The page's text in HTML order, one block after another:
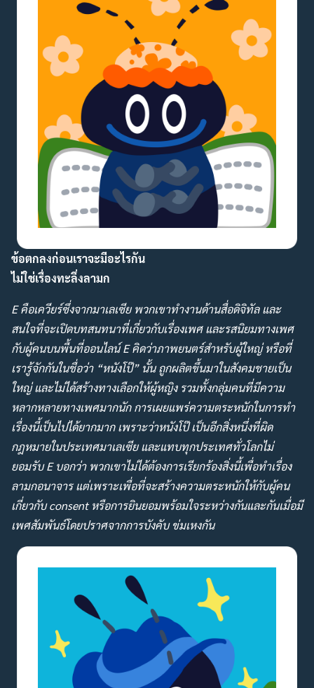
ข้อตกลงก่อนเราจะมีอะไรกัน
ไม่ใช่เรื่องทะลึ่งลามก
E คือเควียร์ซึ่งจากมาเลเซีย พวกเขาทำงานด้านสื่อดิจิทัล และ
สนใจที่จะเปิดบทสนทนาที่เกี่ยวกับเรื่องเพศ และรสนิยมทางเพศ
กับผู้คนบนพื้นที่ออนไลน์ E คิดว่าภาพยนตร์สำหรับผู้ใหญ่ หรือที่
เรารู้จักกันในชื่อว่า “หนังโป๊” นั้น ถูกผลิตขึ้นมาในสังคมชายเป็น
ใหญ่ และไม่ได้สร้างทางเลือกให้ผู้หญิง รวมทั้งกลุ่มคนที่มีความ
หลากหลายทางเพศมากนัก การเผยแพร่ความตระหนักในการทำ
เรื่องนี้เป็นไปได้ยากมาก เพราะว่าหนังโป๊ เป็นอีกสิ่งหนึ่งที่ผิด
กฎหมายในประเทศมาเลเซีย และแทบทุกประเทศทั่วโลกไม่
ยอมรับ E บอกว่า พวกเขาไม่ได้ต้องการเรียกร้องสิ่งนี้เพื่อทำเรื่อง
ลามกอนาจาร แต่เพราะเพื่อที่จะสร้างความตระหนักให้กับผู้คน
เกี่ยวกับ consent หรือการยินยอมพร้อมใจระหว่างกันและกันเมื่อมี
เพศสัมพันธ์โดยปราศจากการบังคับ ข่มเหงกัน